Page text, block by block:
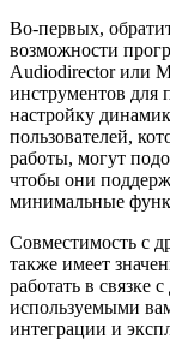
Во-первых,
возможности
Audiodirector или
инструментов для
настройку
пользователей,
работы, могут
чтобы они
минимальные
Совместимость с
также имеет
работать в связке
используемыми
интеграции и